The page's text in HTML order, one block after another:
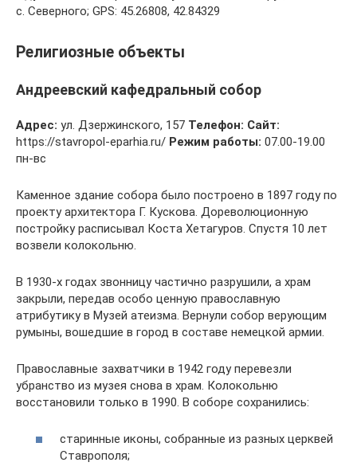
с. Северного; GPS: 45.26808, 42.84329
Религиозные объекты
Андреевский кафедральный собор
Адрес: ул. Дзержинского, 157 Телефон: Сайт:
https://stavropol-eparhia.ru/ Режим работы: 07.00-19.00
пн-вс
Каменное здание собора было построено в 1897 году по
проекту архитектора Г. Кускова. Дореволюционную
постройку расписывал Коста Хетагуров. Спустя 10 лет
возвели колокольню.
В 1930-х годах звонницу частично разрушили, а храм
закрыли, передав особо ценную православную
атрибутику в Музей атеизма. Вернули собор верующим
румыны, вошедшие в город в составе немецкой армии.
Православные захватчики в 1942 году перевезли
убранство из музея снова в храм. Колокольню
восстановили только в 1990. В соборе сохранились:
старинные иконы, собранные из разных церквей
Ставрополя;